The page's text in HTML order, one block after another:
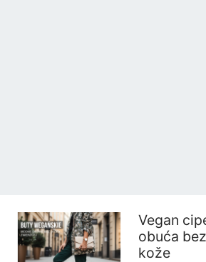
Vegan
obuća
kože